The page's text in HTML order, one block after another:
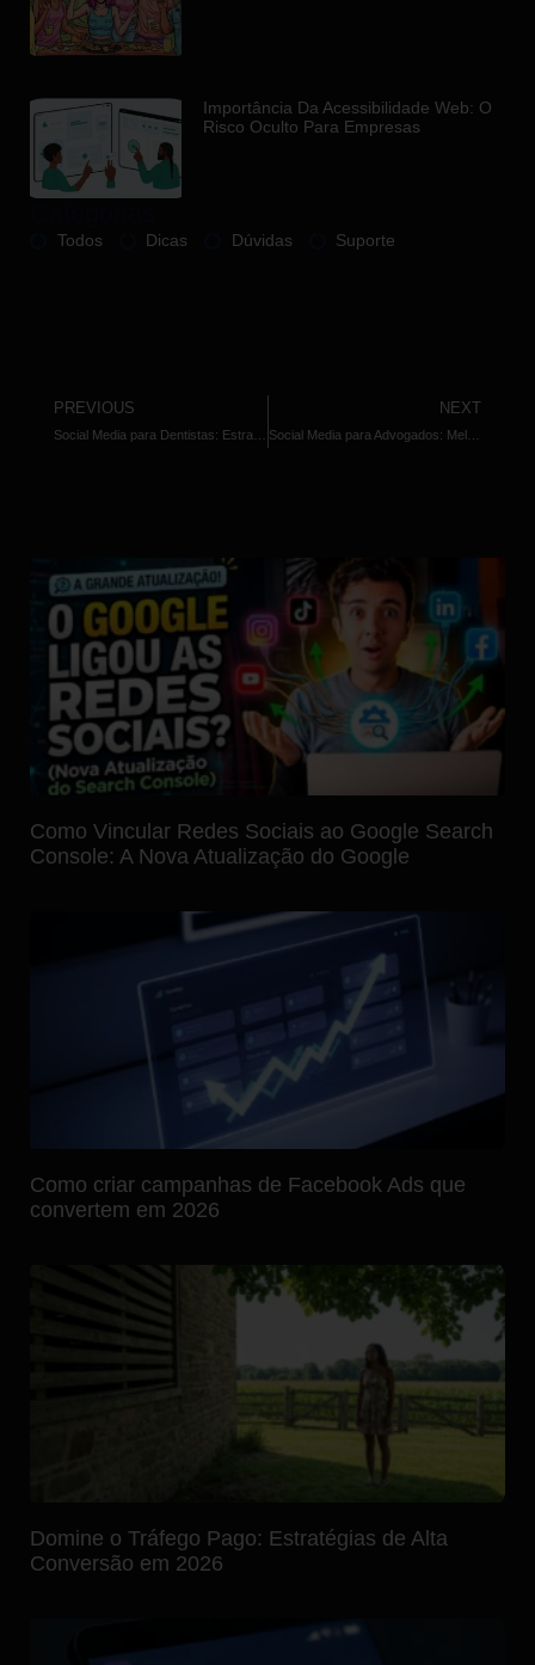
Importância Da Acessibilidade Web: O
Risco Oculto Para Empresas
Todos Dicas Dúvidas Suporte
PREVIOUS NEXT
Social Media para Advogados: Melhores Estratégias de Engajamento
Como Vincular Redes Sociais ao Google Search
Console: A Nova Atualização do Google
Como criar campanhas de Facebook Ads que
convertem em 2026
Domine o Tráfego Pago: Estratégias de Alta
Conversão em 2026